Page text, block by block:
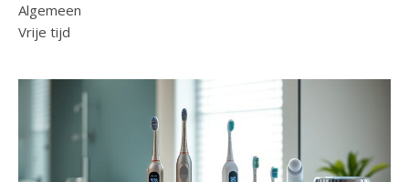
Algemeen
Vrije tijd